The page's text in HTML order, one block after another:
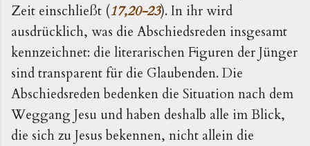
Zeit einschließt (17,20-23). In ihr wird
ausdrücklich, was die Abschiedsreden insgesamt
kennzeichnet: die literarischen Figuren der Jünger
sind transparent für die Glaubenden. Die
Abschiedsreden bedenken die Situation nach dem
Weggang Jesu und haben deshalb alle im Blick,
die sich zu Jesus bekennen, nicht allein die